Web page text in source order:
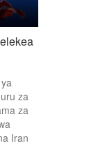
za
za
Iran